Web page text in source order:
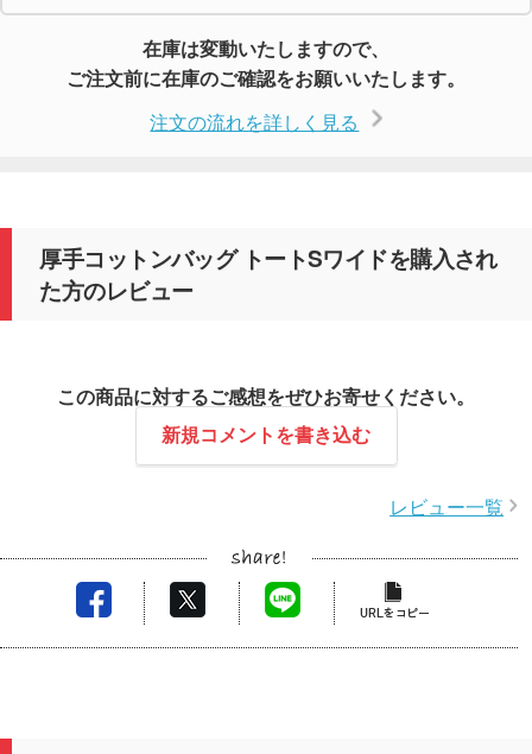
在庫は変動いたしますので、
ご注文前に在庫のご確認をお願いいたします。
注文の流れを詳しく見る
厚手コットンバッグ トートSワイドを購入され
た方のレビュー
この商品に対するご感想をぜひお寄せください。
新規コメントを書き込む
レビュー一覧